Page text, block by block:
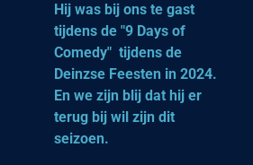
Hij was bij ons te gast
tijdens de "9 Days of
Comedy" tijdens de
Deinzse Feesten in 2024.
En we zijn blij dat hij er
terug bij wil zijn dit
seizoen.